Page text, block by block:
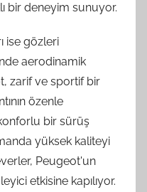
bir deneyim sunuyor.
ise gözleri
aerodinamik
zarif ve sportif bir
özenle
bir sürüş
yüksek kaliteyi
Peugeot'un
etkisine kapılıyor.